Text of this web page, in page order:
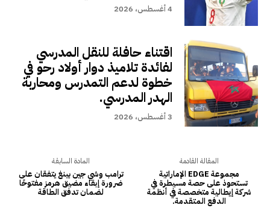
4 أغسطس، 2026
اقتناء حافلة للنقل المدرسي
لفائدة تلاميذ دوار أولاد رحو في
خطوة لدعم التمدرس ومحاربة
الهدر المدرسي.
3 أغسطس، 2026
المادة السابقة
ترامب وشي جين بينغ يتفقان على
ضرورة إبقاء مضيق هرمز مفتوحًا
لضمان تدفق الطاقة
المقالة القادمة
مجموعة EDGE الإماراتية
تستحوذ على حصة مسيطرة في
شركة إيطالية متخصصة في أنظمة
الدفع المتقدمة.